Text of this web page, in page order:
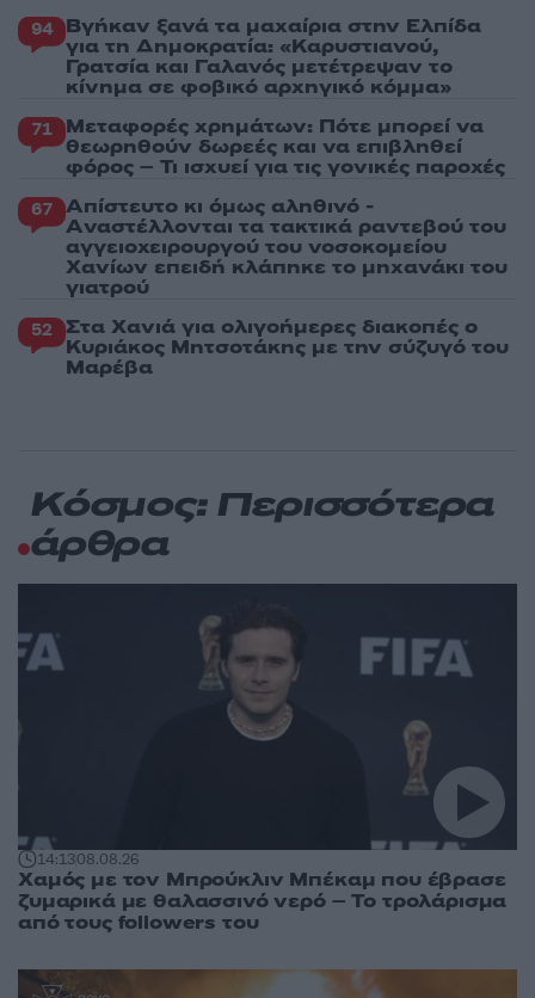
94 Βγήκαν ξανά τα μαχαίρια στην Ελπίδα
για τη Δημοκρατία: «Καρυστιανού,
Γρατσία και Γαλανός μετέτρεψαν το
κίνημα σε φοβικό αρχηγικό κόμμα»
71 Μεταφορές χρημάτων: Πότε μπορεί να
θεωρηθούν δωρεές και να επιβληθεί
φόρος – Τι ισχυεί για τις γονικές παροχές
67 Απίστευτο κι όμως αληθινό -
Aναστέλλονται τα τακτικά ραντεβού του
αγγειοχειρουργού του νοσοκομείου
Χανίων επειδή κλάπηκε το μηχανάκι του
γιατρού
52 Στα Χανιά για ολιγοήμερες διακοπές ο
Κυριάκος Μητσοτάκης με την σύζυγό του
Μαρέβα
Κόσμος: Περισσότερα
άρθρα
14:1308.08.26
Χαμός με τον Μπρούκλιν Μπέκαμ που έβρασε
ζυμαρικά με θαλασσινό νερό – Το τρολάρισμα
από τους followers του